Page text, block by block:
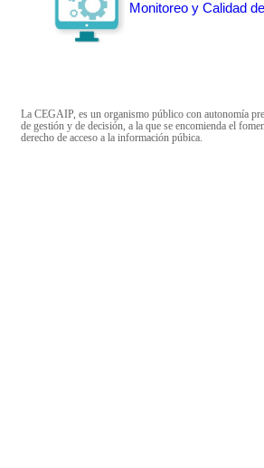
Monitoreo y Calidad
La CEGAIP, es un organismo público con autonomía
de gestión y de decisión, a la que se encomienda el
derecho de acceso a la información púbica.